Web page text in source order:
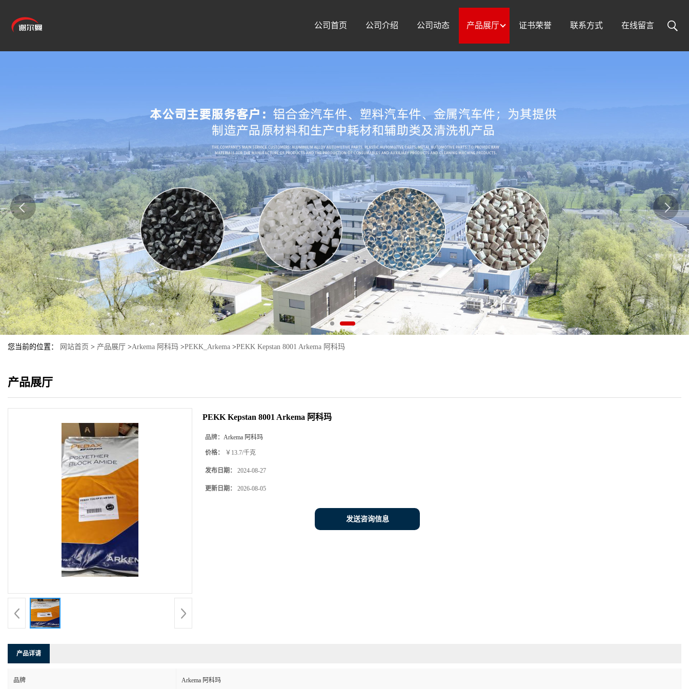
公司首页 公司介绍 公司动态 产品展厅 证书荣誉 联系方式 在线留言
您当前的位置： 网站首页 > 产品展厅 >Arkema 阿科玛 >PEKK_Arkema >PEKK Kepstan 8001 Arkema 阿科玛
产品展厅
PEKK Kepstan 8001 Arkema 阿科玛
品牌： Arkema 阿科玛
价格： ￥13.7/千克
发布日期： 2024-08-27
更新日期： 2026-08-05
发送咨询信息
产品详请
品牌 Arkema 阿科玛